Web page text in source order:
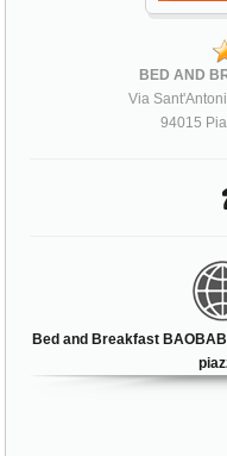
BED AND
Via
94015
Bed and Breakfast